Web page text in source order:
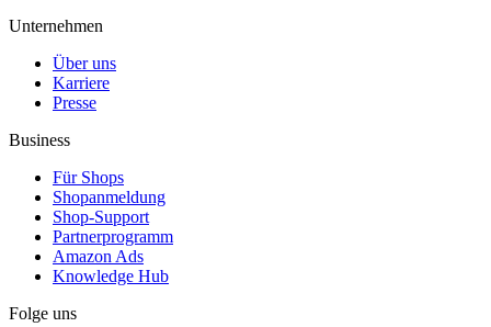
Unternehmen
Über uns
Karriere
Presse
Business
Für Shops
Shopanmeldung
Shop-Support
Partnerprogramm
Amazon Ads
Knowledge Hub
Folge uns